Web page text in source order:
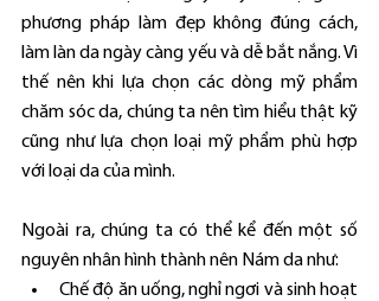
phương pháp làm đẹp không đúng cách,
làm làn da ngày càng yếu và dễ bắt nắng. Vì
thế nên khi lựa chọn các dòng mỹ phẩm
chăm sóc da, chúng ta nên tìm hiểu thật kỹ
cũng như lựa chọn loại mỹ phẩm phù hợp
với loại da của mình.
Ngoài ra, chúng ta có thể kể đến một số
nguyên nhân hình thành nên Nám da như:
Chế độ ăn uống, nghỉ ngơi và sinh hoạt